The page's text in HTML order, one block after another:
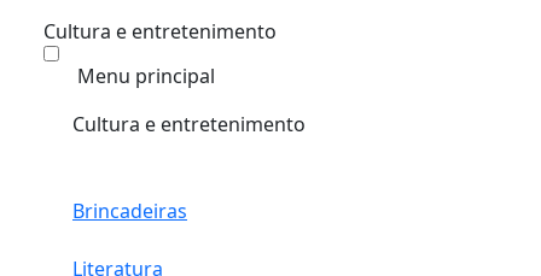
Cultura e entretenimento
Menu principal
Cultura e entretenimento
Brincadeiras
Literatura